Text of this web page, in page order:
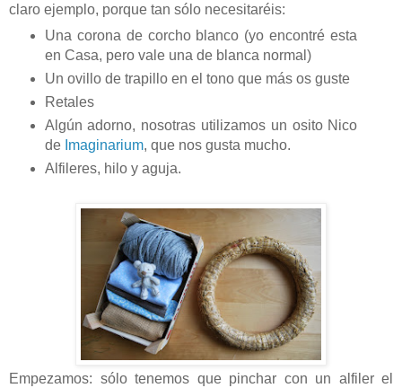
claro ejemplo, porque tan sólo necesitaréis:
Una corona de corcho blanco (yo encontré esta
en Casa, pero vale una de blanca normal)
Un ovillo de trapillo en el tono que más os guste
Retales
Algún adorno, nosotras utilizamos un osito Nico
de Imaginarium, que nos gusta mucho.
Alfileres, hilo y aguja.
Empezamos: sólo tenemos que pinchar con un alfiler el